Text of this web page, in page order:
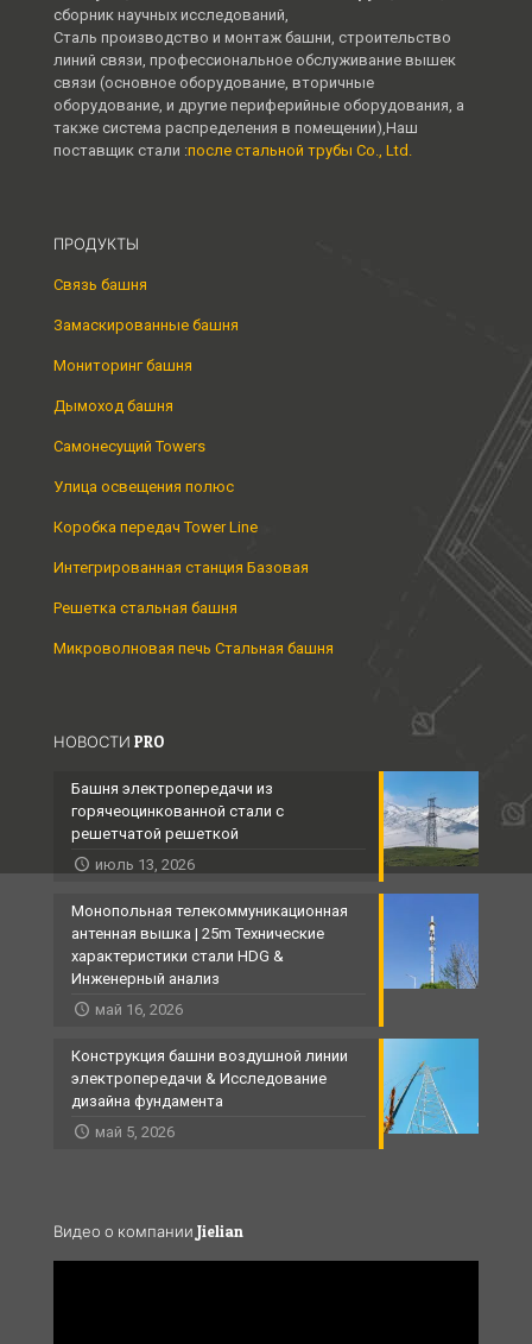
сборник научных исследований,
Сталь производство и монтаж башни, строительство
линий связи, профессиональное обслуживание вышек
связи (основное оборудование, вторичные
оборудование, и другие периферийные оборудования, а
также система распределения в помещении),Наш
поставщик стали :после стальной трубы Co., Ltd.
ПРОДУКТЫ
Связь башня
Замаскированные башня
Мониторинг башня
Дымоход башня
Самонесущий Towers
Улица освещения полюс
Коробка передач Tower Line
Интегрированная станция Базовая
Решетка стальная башня
Микроволновая печь Стальная башня
НОВОСТИ PRO
Башня электропередачи из
горячеоцинкованной стали с
решетчатой ​​решеткой
июль 13, 2026
Монопольная телекоммуникационная
антенная вышка | 25m Технические
характеристики стали HDG &
Инженерный анализ
май 16, 2026
Конструкция башни воздушной линии
электропередачи & Исследование
дизайна фундамента
май 5, 2026
Видео о компании Jielian